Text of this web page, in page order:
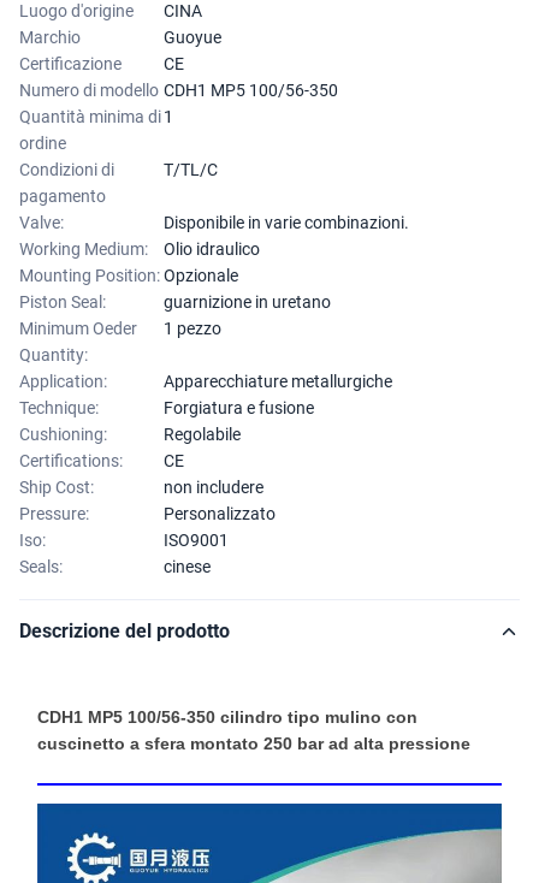
Luogo d'origine
CINA
Marchio
Guoyue
Certificazione
CE
Numero di modello CDH1 MP5 100/56-350
Quantità minima di
ordine
1
Condizioni di
pagamento
T/TL/C
Valve:
Disponibile in varie combinazioni.
Working Medium:
Olio idraulico
Mounting Position:Opzionale
Piston Seal:
guarnizione in uretano
Minimum Oeder
Quantity:
1 pezzo
Application:
Apparecchiature metallurgiche
Technique:
Forgiatura e fusione
Cushioning:
Regolabile
Certifications:
CE
Ship Cost:
non includere
Pressure:
Personalizzato
Iso:
ISO9001
Seals:
cinese
Descrizione del prodotto
CDH1 MP5 100/56-350 cilindro tipo mulino con
cuscinetto a sfera montato 250 bar ad alta pressione